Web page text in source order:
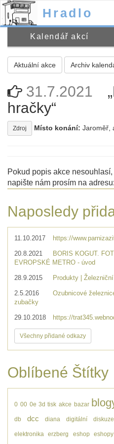
Hradlo
Kalendář akcí
Aktuální akce Archiv
31.7.2021
hračky“
Zdroj Místo konání: Jaroměř,
Pokud popis akce
napište nám prosím na adresu:
Naposledy
11.10.2017 https://
20.8.2021
BORIS KOGUT.
EVROPSKÉ METRO - úvod
28.9.2015 Produkty |
2.5.2016
Ozubnicové
zubačky
29.10.2018 https://
Všechny přidané odkazy
Oblíbené Štítky
0 00 0e 3d tisk akce bazar
db dcc diana digitální diskuze
elektronika erzberg eshop eshopy